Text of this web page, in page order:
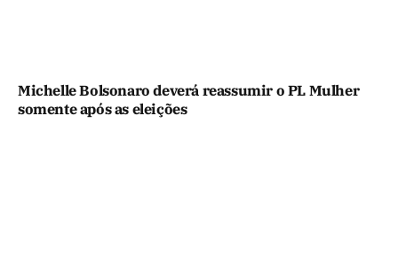
Michelle Bolsonaro deverá reassumir o PL Mulher
somente após as eleições